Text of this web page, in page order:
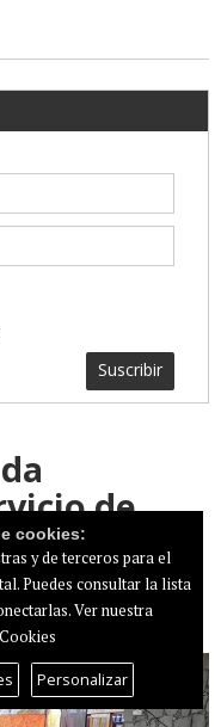
Suscribir
de
con una
cookies:
y de terceros para el
Puedes consultar la lista
Ver nuestra
Personalizar